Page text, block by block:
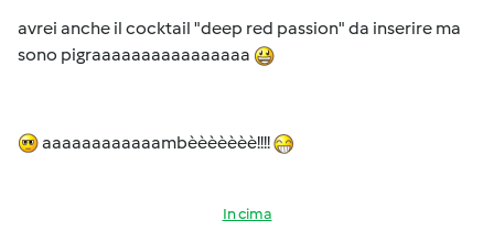
avrei anche il cocktail "deep red passion" da inserire ma
sono pigraaaaaaaaaaaaaaaa
aaaaaaaaaaaambèèèèèèè!!!!
In cima